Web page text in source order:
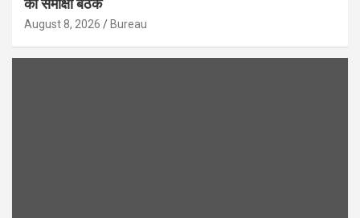
की समीक्षा बैठक
August 8, 2026 Bureau